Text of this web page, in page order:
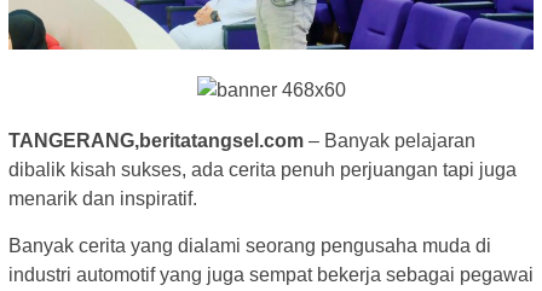
TANGERANG,beritatangsel.com – Banyak pelajaran
dibalik kisah sukses, ada cerita penuh perjuangan tapi juga
menarik dan inspiratif.
Banyak cerita yang dialami seorang pengusaha muda di
industri automotif yang juga sempat bekerja sebagai pegawai